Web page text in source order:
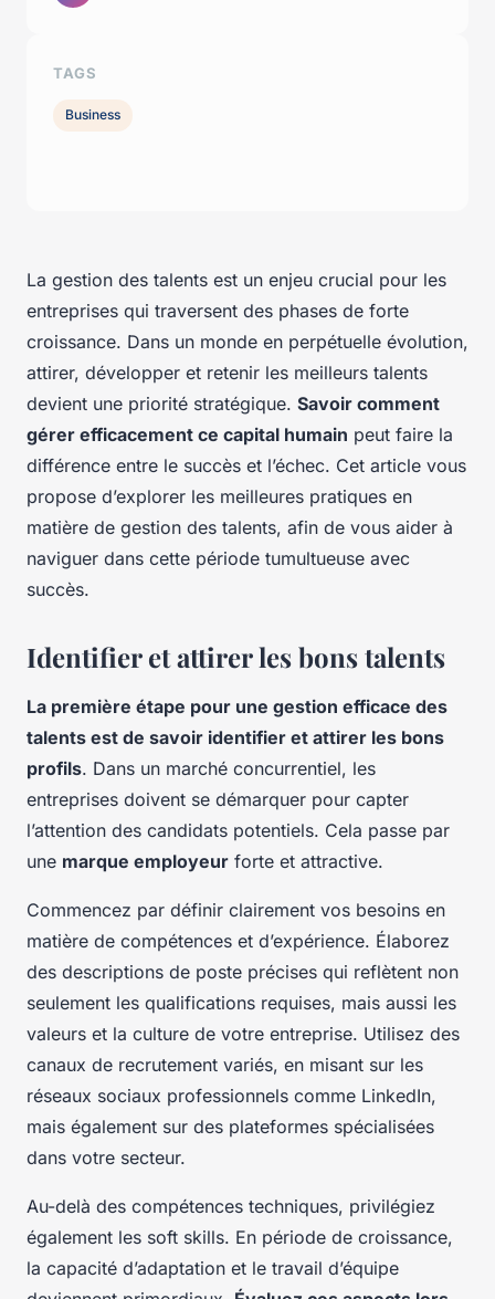
La gestion des talents est un enjeu crucial pour les
entreprises qui traversent des phases de forte
croissance. Dans un monde en perpétuelle évolution,
attirer, développer et retenir les meilleurs talents
devient une priorité stratégique. Savoir comment
gérer efficacement ce capital humain peut faire la
différence entre le succès et l’échec. Cet article vous
propose d’explorer les meilleures pratiques en
matière de gestion des talents, afin de vous aider à
naviguer dans cette période tumultueuse avec
succès.
Identifier et attirer les bons talents
La première étape pour une gestion efficace des
talents est de savoir identifier et attirer les bons
profils. Dans un marché concurrentiel, les
entreprises doivent se démarquer pour capter
l’attention des candidats potentiels. Cela passe par
une marque employeur forte et attractive.
Commencez par définir clairement vos besoins en
matière de compétences et d’expérience. Élaborez
des descriptions de poste précises qui reflètent non
seulement les qualifications requises, mais aussi les
valeurs et la culture de votre entreprise. Utilisez des
canaux de recrutement variés, en misant sur les
réseaux sociaux professionnels comme LinkedIn,
mais également sur des plateformes spécialisées
dans votre secteur.
Au-delà des compétences techniques, privilégiez
également les soft skills. En période de croissance,
la capacité d’adaptation et le travail d’équipe
TAGS
Business